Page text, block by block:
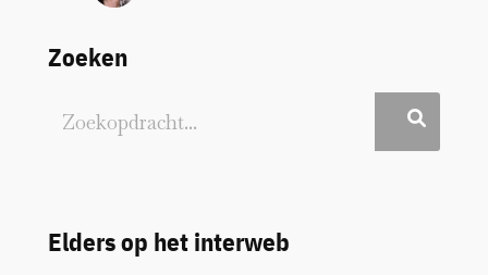
Zoeken
Elders op het interweb